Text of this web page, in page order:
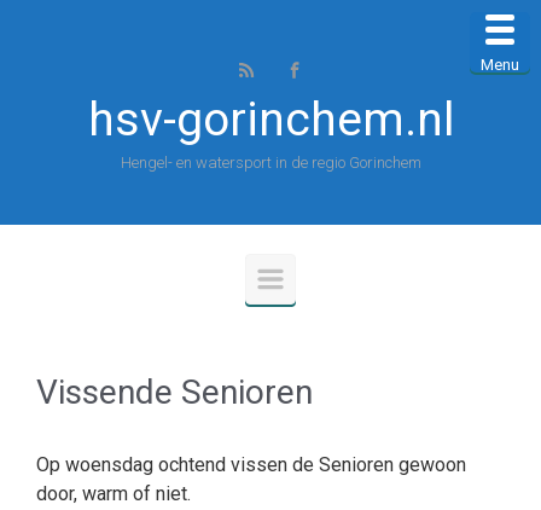
hsv-gorinchem.nl
Hengel- en watersport in de regio Gorinchem
Vissende Senioren
Op woensdag ochtend vissen de Senioren gewoon
door, warm of niet.
Menu